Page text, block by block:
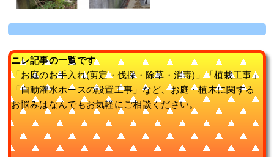
ニレ記事の一覧です
「お庭のお手入れ(剪定・伐採・除草・消毒)」「植栽工事」
「自動灌水ホースの設置工事」など、お庭・植木に関する
お悩みはなんでもお気軽にご相談ください。